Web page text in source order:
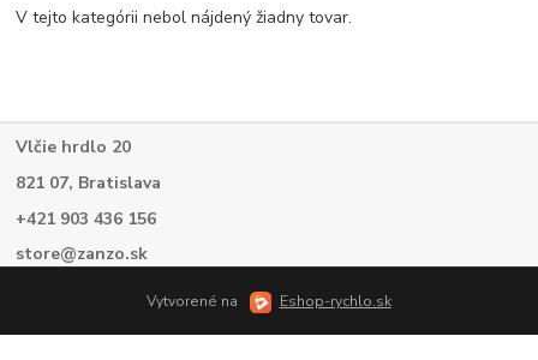
V tejto kategórii nebol nájdený žiadny tovar.
Vlčie hrdlo 20
821 07, Bratislava
+421 903 436 156
store@zanzo.sk
Vytvorené na Eshop-rychlo.sk